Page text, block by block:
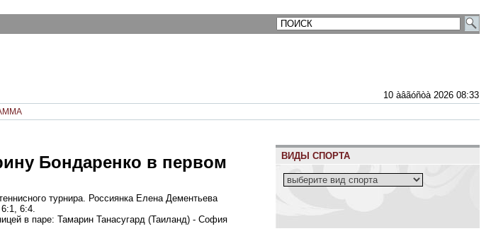
10 àâãóñòà 2026 08:33
Бондаренко в первом
турнира. Россиянка Елена Дементьева
6:4.
в паре: Тамарин Танасугард (Таиланд) - София
ВИДЫ СПОРТА